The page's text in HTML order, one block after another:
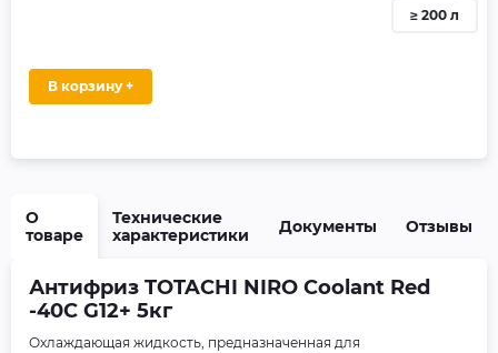
≥ 200 л
В корзину +
О
товаре
Технические
характеристики
Документы Отзывы
Антифриз TOTACHI NIRO Coolant Red
-40C G12+ 5кг
Охлаждающая жидкость, предназначенная для